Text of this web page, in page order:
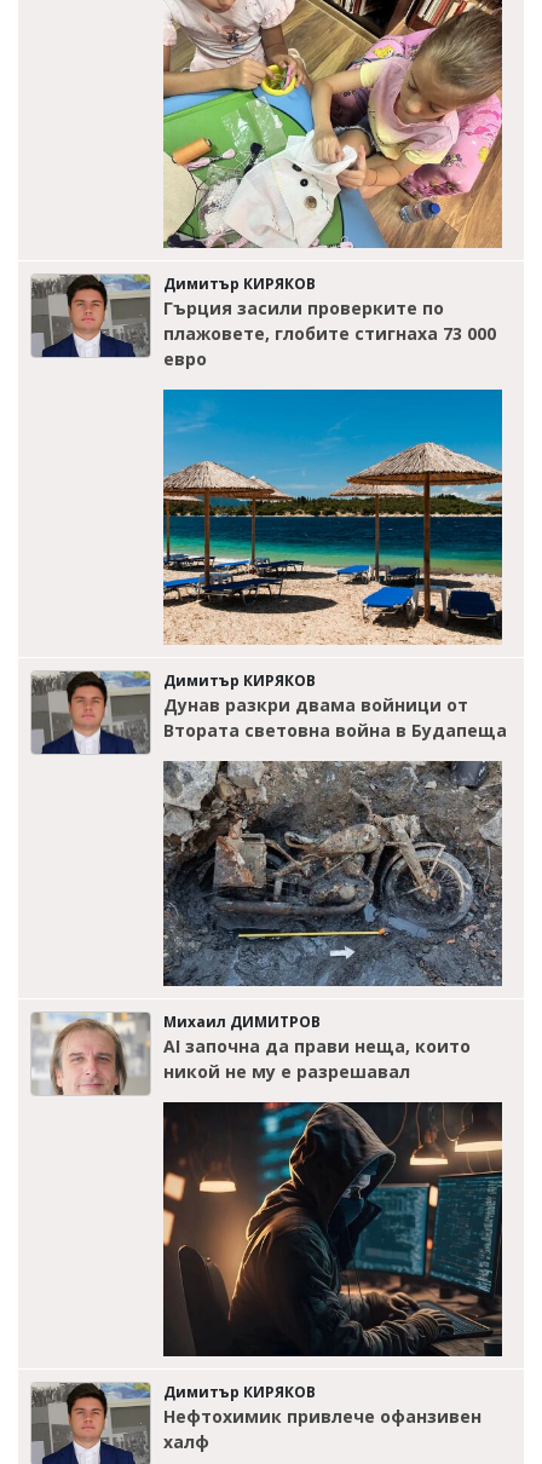
Димитър КИРЯКОВ
Гърция засили проверките по
плажовете, глобите стигнаха 73 000
евро
Димитър КИРЯКОВ
Дунав разкри двама войници от
Втората световна война в Будапеща
Михаил ДИМИТРОВ
AI започна да прави неща, които
никой не му е разрешавал
Димитър КИРЯКОВ
Нефтохимик привлече офанзивен
халф